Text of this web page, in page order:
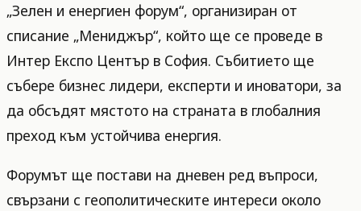
„Зелен и енергиен форум“, организиран от
списание „Мениджър“, който ще се проведе в
Интер Експо Център в София. Събитието ще
събере бизнес лидери, експерти и иноватори, за
да обсъдят мястото на страната в глобалния
преход към устойчива енергия.
Форумът ще постави на дневен ред въпроси,
свързани с геополитическите интереси около